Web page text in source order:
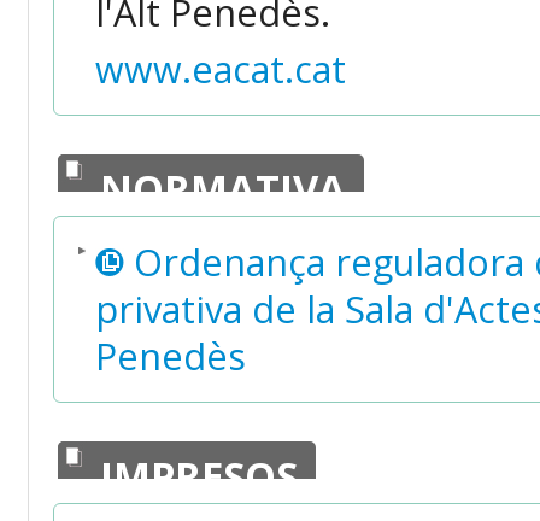
l'Alt Penedès.
www.eacat.cat
NORMATIVA
Ordenança
privativa de la Sala
Penedès
IMPRESOS